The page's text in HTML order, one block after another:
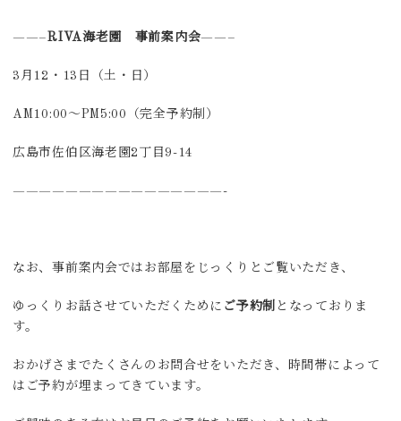
——–RIVA海老園 事前案内会——–
3月12・13日（土・日）
AM10:00～PM5:00（完全予約制）
広島市佐伯区海老園2丁目9-14
————————————————-
なお、事前案内会ではお部屋をじっくりとご覧いただき、
ゆっくりお話させていただくために ご予約制 となっておりま
す。
おかげさまでたくさんのお問合せをいただき、時間帯によって
はご予約が埋まってきています。